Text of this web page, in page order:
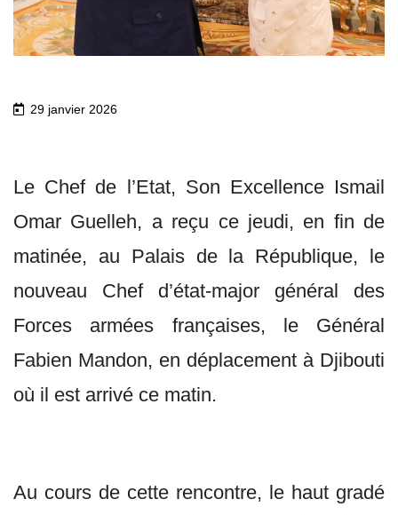
29 janvier 2026
Le Chef de l’Etat, Son Excellence Ismail
Omar Guelleh, a reçu ce jeudi, en fin de
matinée, au Palais de la République, le
nouveau Chef d’état-major général des
Forces armées françaises, le Général
Fabien Mandon, en déplacement à Djibouti
où il est arrivé ce matin.
Au cours de cette rencontre, le haut gradé